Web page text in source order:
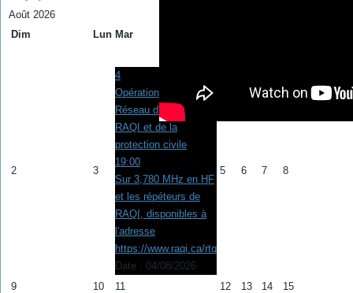
Août 2026
Dim
Lun Mar
2 3
4
Opérations
Réseau d'urgence de
RAQI et de la
protection civile
19:00
Sur 3,780 MHz en HF
et les répéteurs de
RAQI, disponibles à
l'adresse
https://www.raqi.ca/rtq
Date : 04/08/2026
5 6 7 8
9 10 11 12 13 14
15